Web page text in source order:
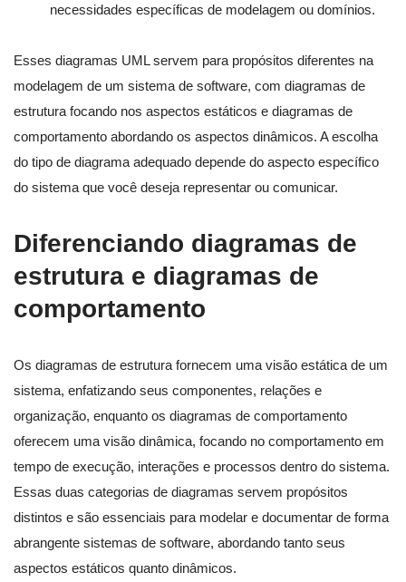
necessidades específicas de modelagem ou domínios.
Esses diagramas UML servem para propósitos diferentes na
modelagem de um sistema de software, com diagramas de
estrutura focando nos aspectos estáticos e diagramas de
comportamento abordando os aspectos dinâmicos. A escolha
do tipo de diagrama adequado depende do aspecto específico
do sistema que você deseja representar ou comunicar.
Diferenciando diagramas de
estrutura e diagramas de
comportamento
Os diagramas de estrutura fornecem uma visão estática de um
sistema, enfatizando seus componentes, relações e
organização, enquanto os diagramas de comportamento
oferecem uma visão dinâmica, focando no comportamento em
tempo de execução, interações e processos dentro do sistema.
Essas duas categorias de diagramas servem propósitos
distintos e são essenciais para modelar e documentar de forma
abrangente sistemas de software, abordando tanto seus
aspectos estáticos quanto dinâmicos.